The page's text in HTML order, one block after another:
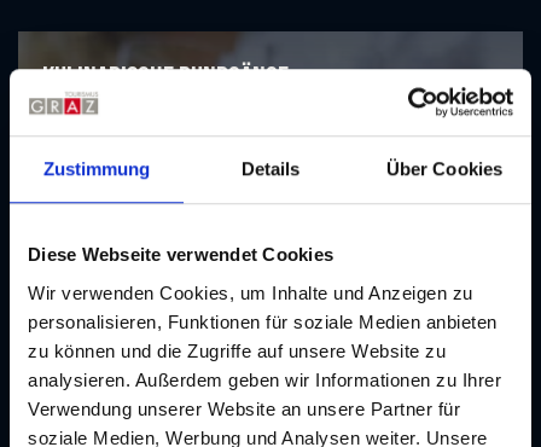
Zustimmung Details Über Cookies
Diese Webseite verwendet Cookies
Wir verwenden Cookies, um Inhalte und Anzeigen zu
personalisieren, Funktionen für soziale Medien anbieten
zu können und die Zugriffe auf unsere Website zu
analysieren. Außerdem geben wir Informationen zu Ihrer
Verwendung unserer Website an unsere Partner für
soziale Medien, Werbung und Analysen weiter. Unsere
Kulinarische Rundgänge
Kulinarik